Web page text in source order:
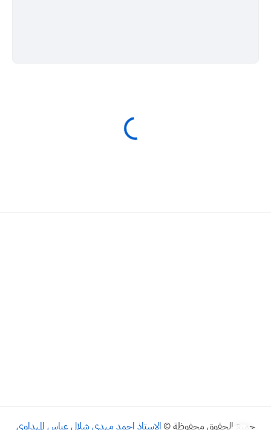
جميع الحقوق محفوظة © الاستاذ احمد مهدي شلال عباس المهداوي